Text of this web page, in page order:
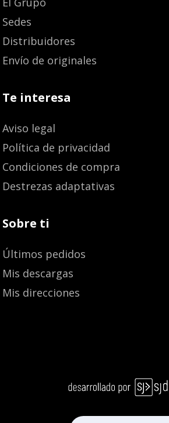
Sedes
Distribuidores
Envío de originales
Te interesa
Aviso legal
Política de privacidad
Condiciones de compra
Destrezas adaptativas
Sobre ti
Últimos pedidos
Mis descargas
Mis direcciones